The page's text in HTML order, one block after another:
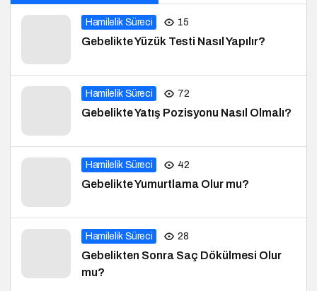
Hamilelik Süreci 15
Gebelikte Yüzük Testi Nasıl Yapılır?
Hamilelik Süreci 72
Gebelikte Yatış Pozisyonu Nasıl Olmalı?
Hamilelik Süreci 42
Gebelikte Yumurtlama Olur mu?
Hamilelik Süreci 28
Gebelikten Sonra Saç Dökülmesi Olur
mu?